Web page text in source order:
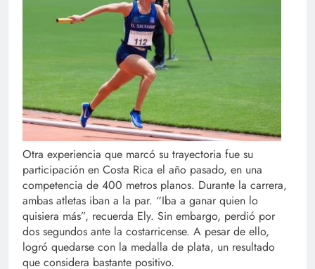
Otra experiencia que marcó su trayectoria fue su
participación en Costa Rica el año pasado, en una
competencia de 400 metros planos. Durante la carrera,
ambas atletas iban a la par. “Iba a ganar quien lo
quisiera más”, recuerda Ely. Sin embargo, perdió por
dos segundos ante la costarricense. A pesar de ello,
logró quedarse con la medalla de plata, un resultado
que considera bastante positivo.